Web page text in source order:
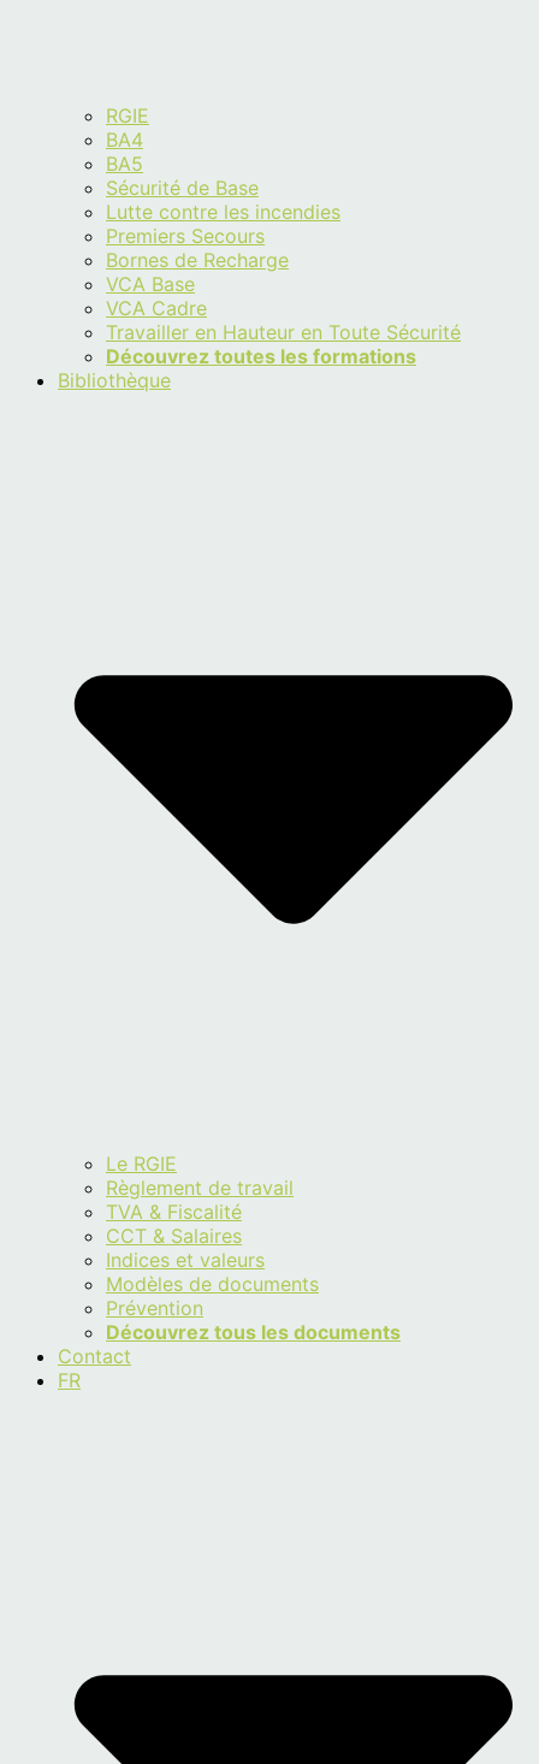
RGIE
BA4
BA5
Sécurité de Base
Lutte contre les incendies
Premiers Secours
Bornes de Recharge
VCA Base
VCA Cadre
Travailler en Hauteur en Toute Sécurité
Découvrez toutes les formations
Bibliothèque
Le RGIE
Règlement de travail
TVA & Fiscalité
CCT & Salaires
Indices et valeurs
Modèles de documents
Prévention
Découvrez tous les documents
Contact
FR